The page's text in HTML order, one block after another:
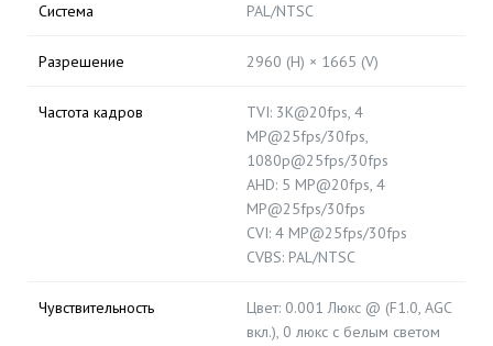
Система PAL/NTSC
Разрешение 2960 (H) × 1665 (V)
Частота кадров
TVI: 3K@20fps, 4
MP@25fps/30fps,
1080p@25fps/30fps
AHD: 5 MP@20fps, 4
MP@25fps/30fps
CVI: 4 MP@25fps/30fps
CVBS: PAL/NTSC
Чувствительность
Цвет: 0.001 Люкс @ (F1.0, AGC
вкл.), 0 люкс с белым светом